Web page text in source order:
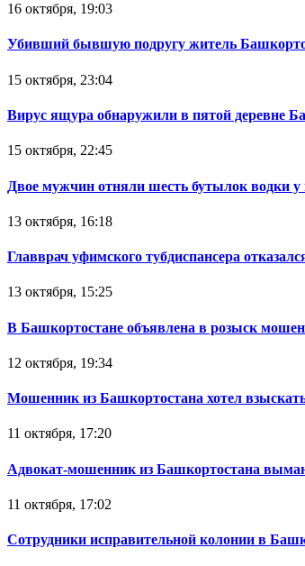
16 октября, 19:03
Убивший бывшую подругу житель
15 октября, 23:04
Вирус ящура обнаружили в пятой деревне
15 октября, 22:45
Двое мужчин отняли шесть бутылок водки
13 октября, 16:18
Главврач уфимского тубдиспансера
13 октября, 15:25
В Башкортостане объявлена в розыск
12 октября, 19:34
Мошенник из Башкортостана хотел
11 октября, 17:20
Адвокат-мошенник из Башкортостана
11 октября, 17:02
Сотрудники исправительной колонии в